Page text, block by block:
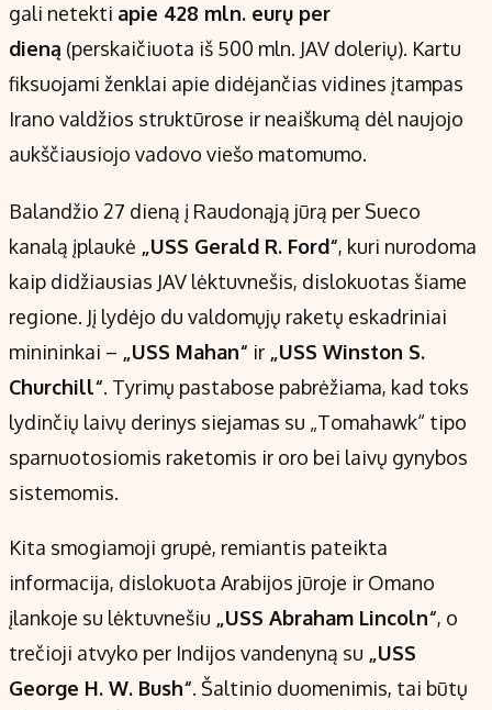
gali netekti apie 428 mln. eurų per
dieną (perskaičiuota iš 500 mln. JAV dolerių). Kartu
fiksuojami ženklai apie didėjančias vidines įtampas
Irano valdžios struktūrose ir neaiškumą dėl naujojo
aukščiausiojo vadovo viešo matomumo.
Balandžio 27 dieną į Raudonąją jūrą per Sueco
kanalą įplaukė „USS Gerald R. Ford“, kuri nurodoma
kaip didžiausias JAV lėktuvnešis, dislokuotas šiame
regione. Jį lydėjo du valdomųjų raketų eskadriniai
minininkai – „USS Mahan“ ir „USS Winston S.
Churchill“. Tyrimų pastabose pabrėžiama, kad toks
lydinčių laivų derinys siejamas su „Tomahawk“ tipo
sparnuotosiomis raketomis ir oro bei laivų gynybos
sistemomis.
Kita smogiamoji grupė, remiantis pateikta
informacija, dislokuota Arabijos jūroje ir Omano
įlankoje su lėktuvnešiu „USS Abraham Lincoln“, o
trečioji atvyko per Indijos vandenyną su „USS
George H. W. Bush“. Šaltinio duomenimis, tai būtų